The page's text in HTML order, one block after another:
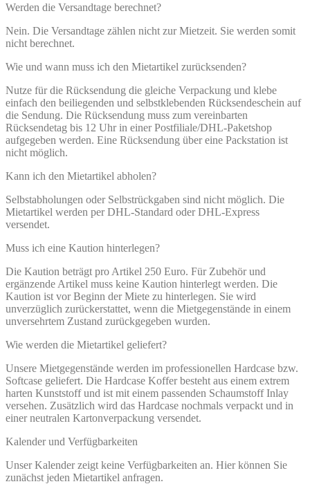
Werden die Versandtage berechnet?
Nein. Die Versandtage zählen nicht zur Mietzeit. Sie werden somit
nicht berechnet.
Wie und wann muss ich den Mietartikel zurücksenden?
Nutze für die Rücksendung die gleiche Verpackung und klebe
einfach den beiliegenden und selbstklebenden Rücksendeschein auf
die Sendung. Die Rücksendung muss zum vereinbarten
Rücksendetag bis 12 Uhr in einer Postfiliale/DHL-Paketshop
aufgegeben werden. Eine Rücksendung über eine Packstation ist
nicht möglich.
Kann ich den Mietartikel abholen?
Selbstabholungen oder Selbstrückgaben sind nicht möglich. Die
Mietartikel werden per DHL-Standard oder DHL-Express
versendet.
Muss ich eine Kaution hinterlegen?
Die Kaution beträgt pro Artikel 250 Euro. Für Zubehör und
ergänzende Artikel muss keine Kaution hinterlegt werden. Die
Kaution ist vor Beginn der Miete zu hinterlegen. Sie wird
unverzüglich zurückerstattet, wenn die Mietgegenstände in einem
unversehrtem Zustand zurückgegeben wurden.
Wie werden die Mietartikel geliefert?
Unsere Mietgegenstände werden im professionellen Hardcase bzw.
Softcase geliefert. Die Hardcase Koffer besteht aus einem extrem
harten Kunststoff und ist mit einem passenden Schaumstoff Inlay
versehen. Zusätzlich wird das Hardcase nochmals verpackt und in
einer neutralen Kartonverpackung versendet.
Kalender und Verfügbarkeiten
Unser Kalender zeigt keine Verfügbarkeiten an. Hier können Sie
zunächst jeden Mietartikel anfragen.